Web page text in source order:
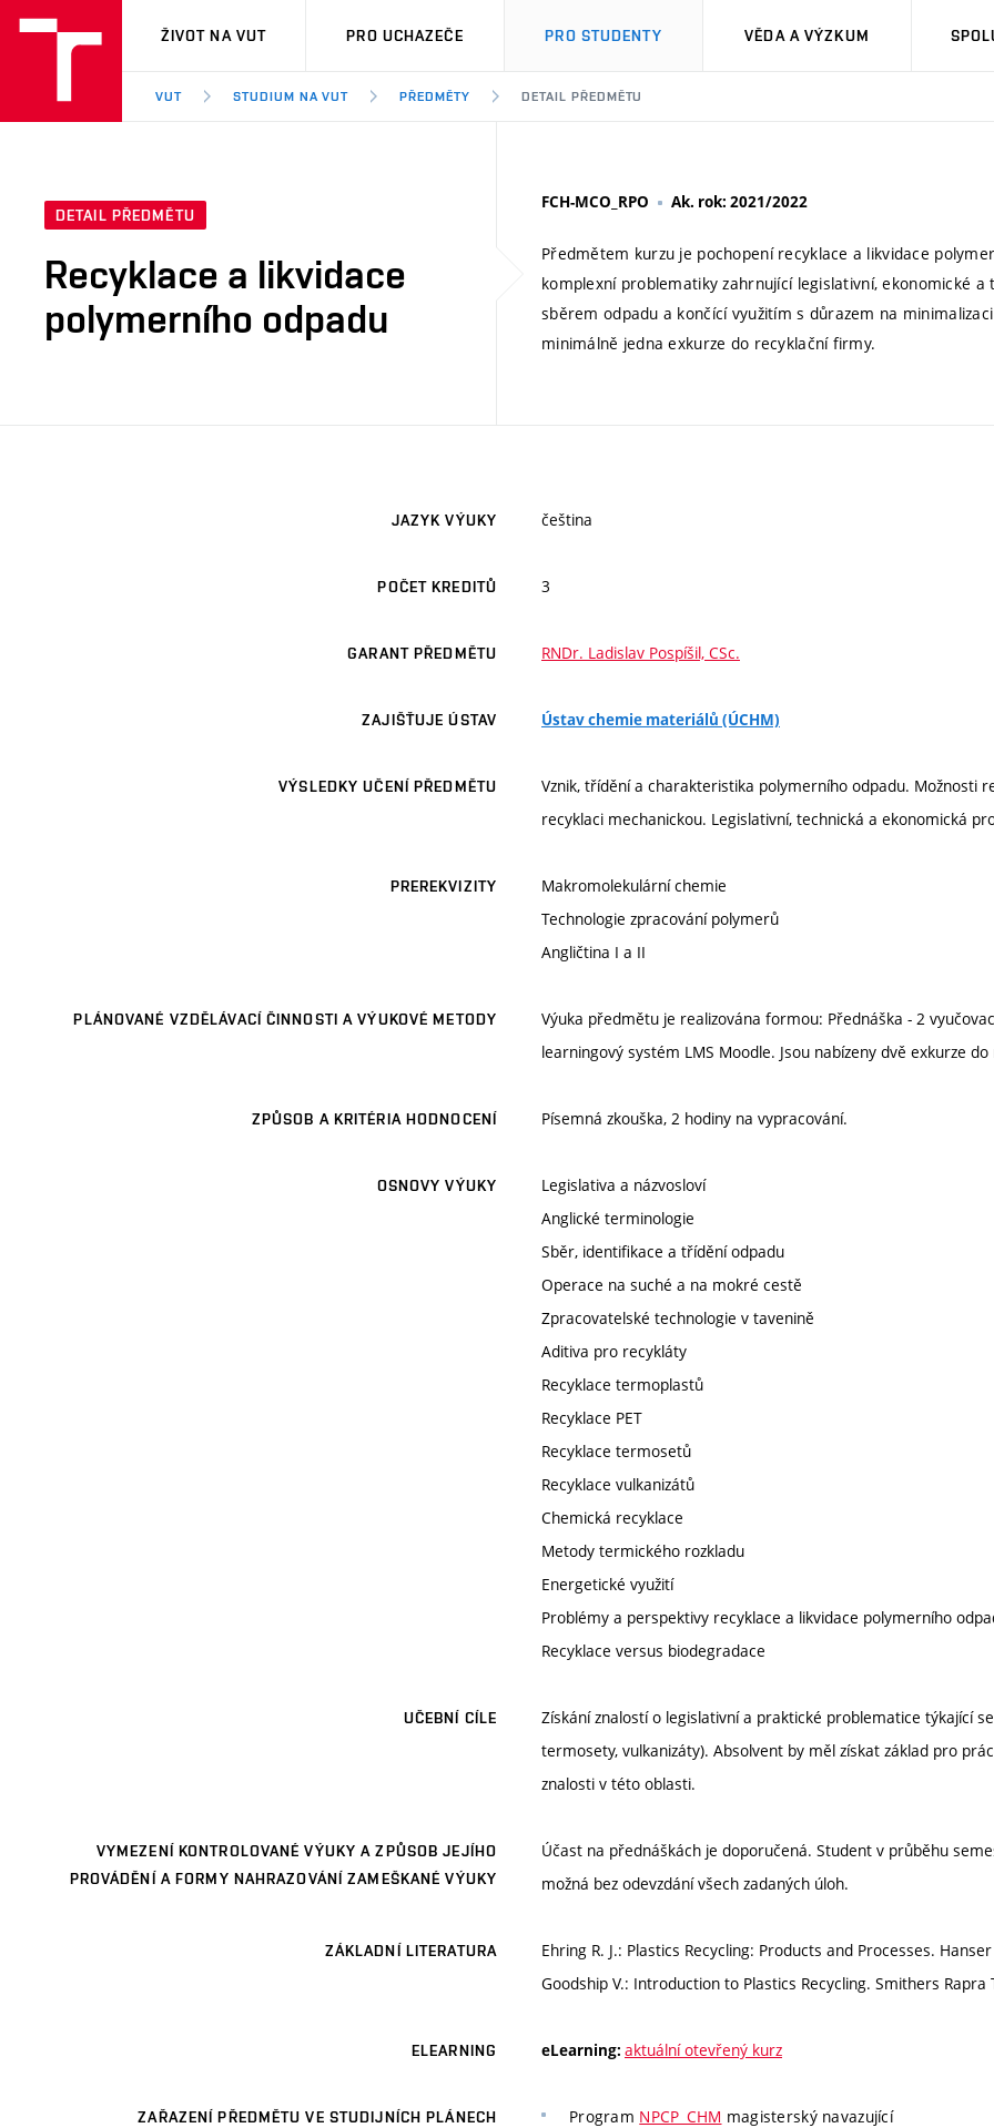
VUT
ŽIVOT NA VUT PRO UCHAZEČE PRO STUDENTY VĚDA A VÝZKUM
VUT STUDIUM NA VUT PŘEDMĚTY DETAIL PŘEDMĚTU
DETAIL PŘEDMĚTU
Recyklace a likvidace
polymerního odpadu
FCH-MCO_RPO Ak. rok: 2021/2022
Předmětem kurzu je pochopení recyklace a likvidace
komplexní problematiky zahrnující legislativní, ekonomické
sběrem odpadu a končící využitím s důrazem na
minimálně jedna exkurze do recyklační firmy.
JAZYK VÝUKY čeština
POČET KREDITŮ 3
GARANT PŘEDMĚTU RNDr. Ladislav Pospíšil, CSc.
ZAJIŠŤUJE ÚSTAV Ústav chemie materiálů (ÚCHM)
VÝSLEDKY UČENÍ PŘEDMĚTU
Vznik, třídění a charakteristika polymerního odpadu. Možnosti
recyklaci mechanickou. Legislativní, technická a ekonomická
PREREKVIZITY
Makromolekulární chemie
Technologie zpracování polymerů
Angličtina I a II
PLÁNOVANÉ VZDĚLÁVACÍ ČINNOSTI A VÝUKOVÉ METODY
Výuka předmětu je realizována formou: Přednáška - 2
learningový systém LMS Moodle. Jsou nabízeny dvě exkurze
ZPŮSOB A KRITÉRIA HODNOCENÍ Písemná zkouška, 2 hodiny na vypracování.
OSNOVY VÝUKY
Legislativa a názvosloví
Anglické terminologie
Sběr, identifikace a třídění odpadu
Operace na suché a na mokré cestě
Zpracovatelské technologie v tavenině
Aditiva pro recykláty
Recyklace termoplastů
Recyklace PET
Recyklace termosetů
Recyklace vulkanizátů
Chemická recyklace
Metody termického rozkladu
Energetické využití
Problémy a perspektivy recyklace a likvidace polymerního
Recyklace versus biodegradace
UČEBNÍ CÍLE
Získání znalostí o legislativní a praktické problematice týkající
termosety, vulkanizáty). Absolvent by měl získat základ pro
znalosti v této oblasti.
VYMEZENÍ KONTROLOVANÉ VÝUKY A ZPŮSOB JEJÍHO
PROVÁDĚNÍ A FORMY NAHRAZOVÁNÍ ZAMEŠKANÉ VÝUKY
Účast na přednáškách je doporučená. Student v průběhu
možná bez odevzdání všech zadaných úloh.
ZÁKLADNÍ LITERATURA
Ehring R. J.: Plastics Recycling: Products and Processes.
Goodship V.: Introduction to Plastics Recycling. Smithers Rapra
ELEARNING eLearning: aktuální otevřený kurz
ZAŘAZENÍ PŘEDMĚTU VE STUDIJNÍCH PLÁNECH Program NPCP_CHM magisterský navazující